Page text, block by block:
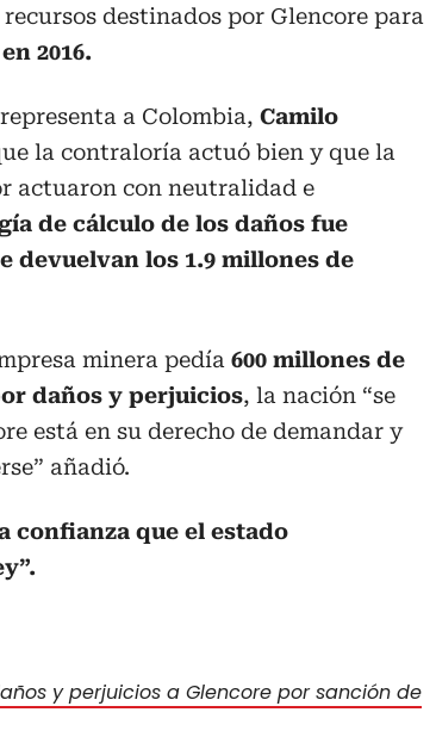
destinados por Glencore para
2016.
a Colombia, Camilo
la contraloría actuó bien y que la
actuaron con neutralidad e
de cálculo de los daños fue
devuelvan los 1.9 millones de
minera pedía 600 millones de
daños y perjuicios, la nación “se
está en su derecho de demandar y
añadió.
confianza que el estado
y perjuicios a Glencore por sanción de